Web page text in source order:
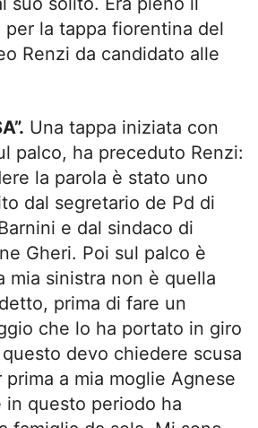
per la tappa fiorentina del
Renzi da candidato alle
Una tappa iniziata con
palco, ha preceduto Renzi:
la parola è stato uno
dal segretario de Pd di
e dal sindaco di
Gheri. Poi sul palco è
mia sinistra non è quella
prima di fare un
che lo ha portato in giro
questo devo chiedere scusa
a mia moglie Agnese
questo periodo ha